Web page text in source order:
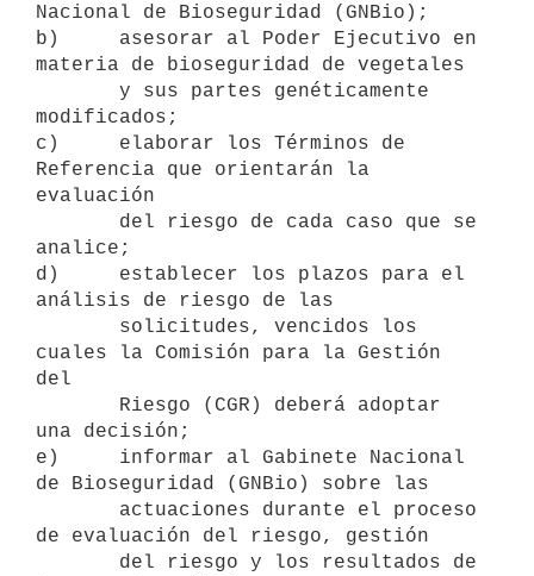
Nacional de Bioseguridad (GNBio);
b)     asesorar al Poder Ejecutivo en
materia de bioseguridad de vegetales
modificados;
c)     elaborar los Términos de
Referencia que orientarán la
evaluación
analice;
d)     establecer los plazos para el
análisis de riesgo de las
cuales la Comisión para la Gestión
del
una decisión;
e)     informar al Gabinete Nacional
de Bioseguridad (GNBio) sobre las
de evaluación del riesgo, gestión